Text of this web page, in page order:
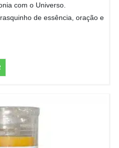
com o Universo.
de essência, oração e